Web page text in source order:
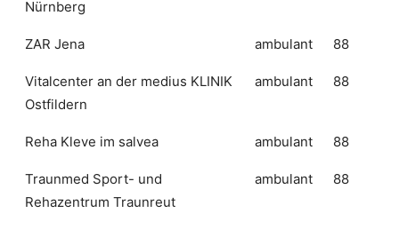
Nürnberg
ZAR Jena ambulant 88
Vitalcenter an der medius KLINIK
Ostfildern
ambulant 88
Reha Kleve im salvea ambulant 88
Traunmed Sport- und
Rehazentrum Traunreut
ambulant 88